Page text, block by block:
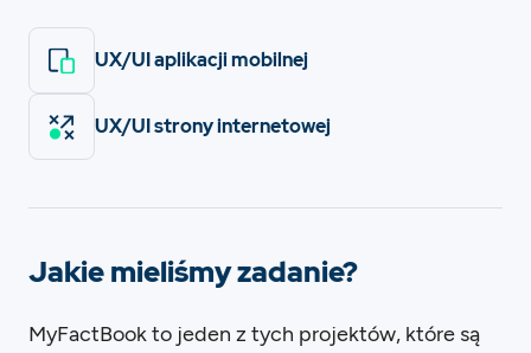
UX/UI aplikacji mobilnej
UX/UI strony internetowej
Jakie mieliśmy zadanie?
MyFactBook to jeden z tych projektów, które są